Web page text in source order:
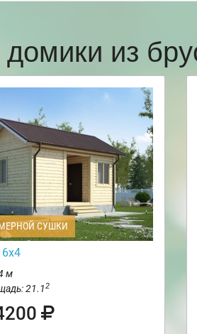
из
СУШКИ
м
21.12